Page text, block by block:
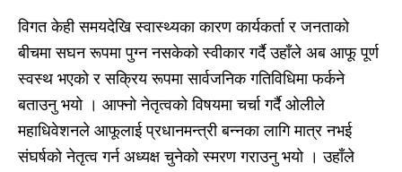
विगत केही समयदेखि स्वास्थ्यका कारण कार्यकर्ता र जनताको
बीचमा सघन रूपमा पुग्न नसकेको स्वीकार गर्दै उहाँले अब आफू पूर्ण
स्वस्थ भएको र सक्रिय रूपमा सार्वजनिक गतिविधिमा फर्कने
बताउनु भयो । आफ्नो नेतृत्वको विषयमा चर्चा गर्दै ओलीले
महाधिवेशनले आफूलाई प्रधानमन्त्री बन्नका लागि मात्र नभई
संघर्षको नेतृत्व गर्न अध्यक्ष चुनेको स्मरण गराउनु भयो । उहाँले